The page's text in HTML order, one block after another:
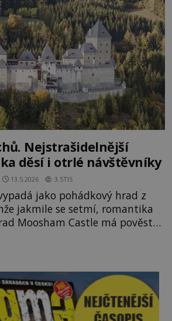
povrchu Marsu vzdálena asi
Nejstrašidelnější
děsí i otrlé návštěvníky
13.5.2026 3.5TIS
jako pohádkový hrad z
jakmile se setmí, romantika
Moosham Castle má pověst
v celé zemi. Lidé tu údajně
chodbách, šeptání ze zdí i
zanechat něco, co se
hrad stojí v
u